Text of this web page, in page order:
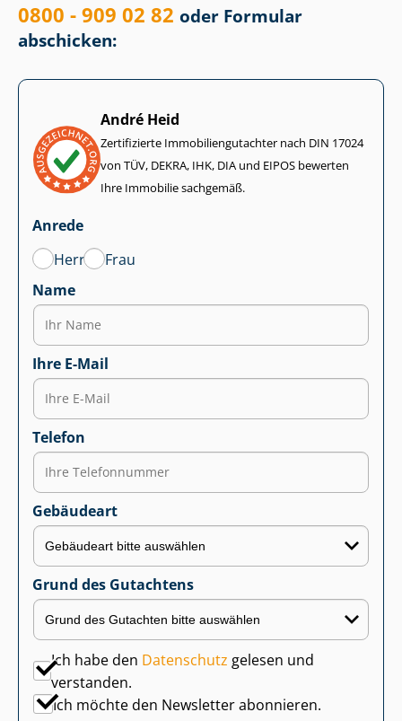
0800 - 909 02 82 oder Formular
abschicken:
André Heid
Zertifizierte Im­mo­bi­li­en­gut­ach­ter nach DIN 17024
von TÜV, DEKRA, IHK, DIA und EIPOS bewerten
Ihre Immobilie sachgemäß.
Anrede
Herr
Frau
Name
Ihre E-Mail
Telefon
Gebäudeart
Grund des Gutachtens
Ich habe den Datenschutz gelesen und
verstanden.
Ich möchte den Newsletter abonnieren.